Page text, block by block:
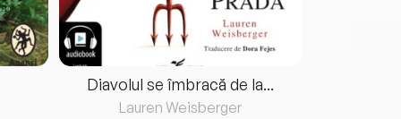
Diavolul se îmbracă de la...
Lauren Weisberger